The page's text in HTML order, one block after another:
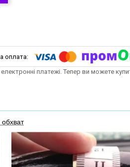
електронні платежі. Тепер ви можете
обхват